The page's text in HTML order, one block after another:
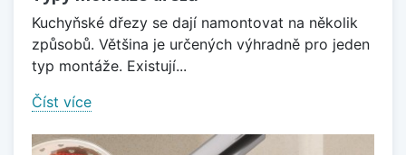
Kuchyňské dřezy se dají namontovat na několik
způsobů. Většina je určených výhradně pro jeden
typ montáže. Existují...
Číst více